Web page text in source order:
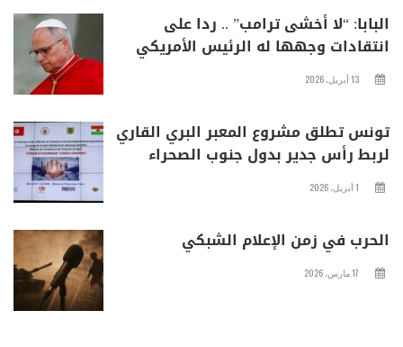
البابا: “لا أخشى ترامب” .. ردا على
انتقادات وجهها له الرئيس الأمريكي
13 أبريل، 2026
تونس تطلق مشروع المعبر البري القاري
لربط رأس جدير بدول جنوب الصحراء
1 أبريل، 2026
الحرب في زمن الإعلام الشبكي
17 مارس، 2026